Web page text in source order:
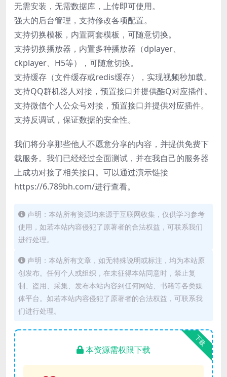
无需安装，无需数据库，上传即可使用。
强大的后台管理，支持修改各项配置。
支持切换模板，内置两套模板，可随意切换。
支持切换播放器，内置多种播放器（dplayer、
ckplayer、H5等），可随意切换。
支持缓存（文件缓存或redis缓存），实现视频秒加载。
支持QQ群机器人对接，预置接口并提供酷Q对应插件。
支持微信个人公众号对接，预置接口并提供对应插件。
支持反调试，保证数据的安全性。
我们将分享那些他人不愿意分享的内容，并提供免费下
载服务。我们已经经过全面测试，并在我自己的服务器
上成功对接了相关接口。可以通过演示链接
https://6.789bh.com/进行查看。
声明：本站所有资源均来源于互联网收集，仅供学习参考
使用，如若本站内容侵犯了原著者的合法权益，可联系我们
进行处理。
声明：本站所有文章，如无特殊说明或标注，均为本站原
创发布。任何个人或组织，在未征得本站同意时，禁止复
制、盗用、采集、发布本站内容到任何网站、书籍等各类媒
体平台。如若本站内容侵犯了原著者的合法权益，可联系我
们进行处理。
下载
本资源需权限下载